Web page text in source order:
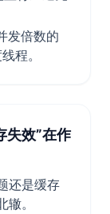
发倍数的
程。
失效”在作
还是缓存
。